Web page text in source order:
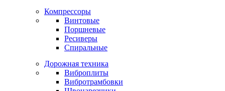
Компрессоры
Винтовые
Поршневые
Ресиверы
Спиральные
Дорожная техника
Виброплиты
Вибротрамбовки